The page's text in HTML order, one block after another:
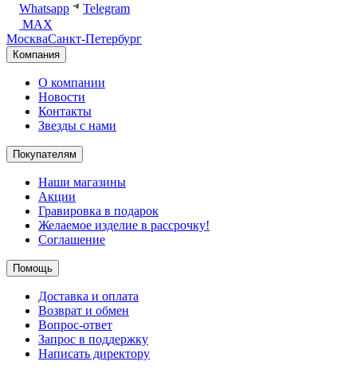
Whatsapp
Telegram
MAX
МоскваСанкт-Петербург
Компания
О компании
Новости
Контакты
Звезды с нами
Покупателям
Наши магазины
Акции
Гравировка в подарок
Желаемое изделие в рассрочку!
Соглашение
Помощь
Доставка и оплата
Возврат и обмен
Вопрос-ответ
Запрос в поддержку
Написать директору